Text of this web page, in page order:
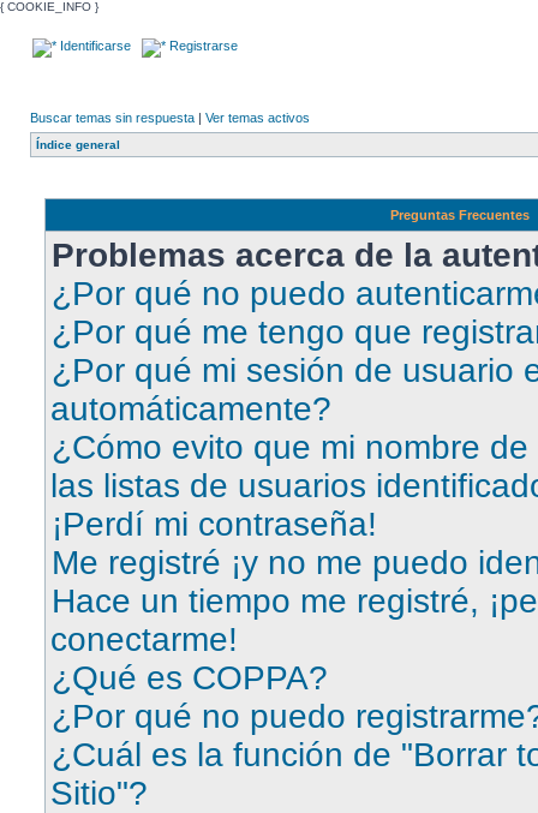
{ COOKIE_INFO }
Identificarse Registrarse
Buscar temas sin respuesta | Ver temas activos
Índice general
Preguntas Frecuentes
Problemas acerca de la
¿Por qué no puedo
¿Por qué me tengo que
¿Por qué mi sesión de usuario
automáticamente?
¿Cómo evito que mi nombre
las listas de usuarios
¡Perdí mi contraseña!
Me registré ¡y no me puedo
Hace un tiempo me registré,
conectarme!
¿Qué es COPPA?
¿Por qué no puedo
¿Cuál es la función de "Borrar
Sitio"?